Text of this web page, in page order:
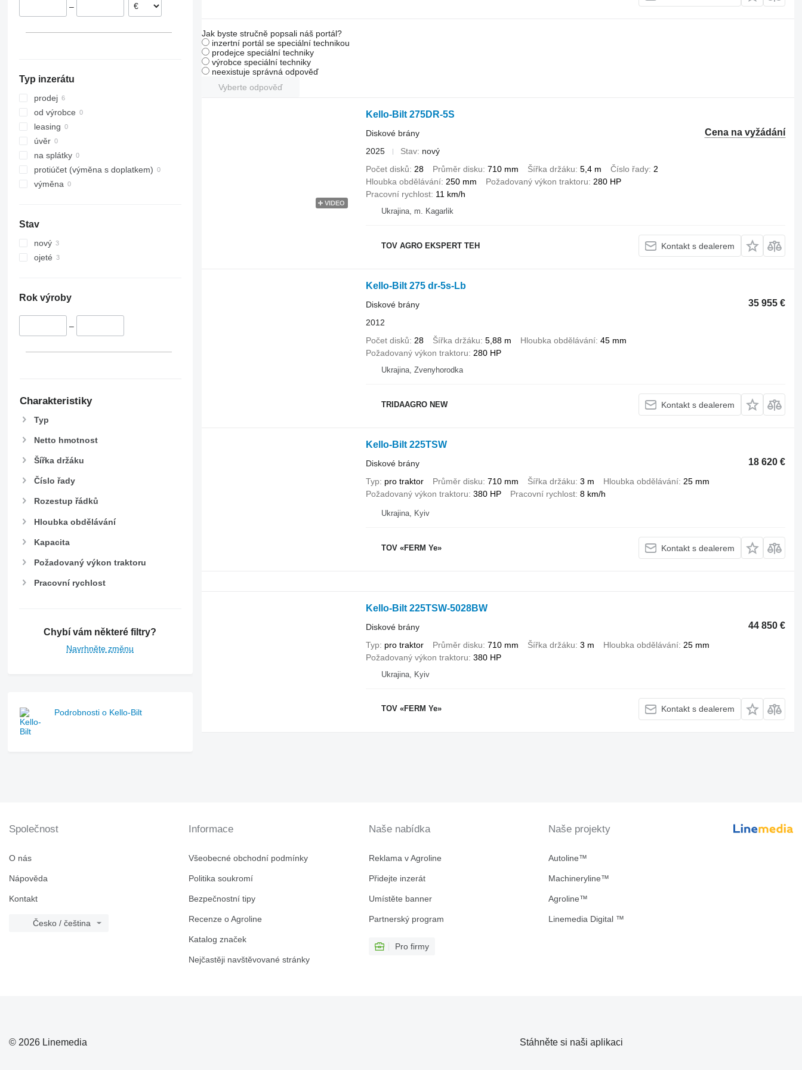
–
Typ inzerátu
prodej
od výrobce
leasing
úvěr
na splátky
protiúčet (výměna s doplatkem)
výměna
Stav
nový
ojeté
Rok výroby
–
Charakteristiky
Typ
Netto hmotnost
Šířka držáku
Číslo řady
Rozestup řádků
Hloubka obdělávání
Kapacita
Požadovaný výkon traktoru
Pracovní rychlost
Chybí vám některé filtry?
Navrhněte změnu
Podrobnosti o Kello-Bilt
Jak byste stručně popsali náš portál?
inzertní portál se speciální technikou
prodejce speciální techniky
výrobce speciální techniky
neexistuje správná odpověď
Vyberte odpověď
VIDEO
Kello-Bilt 275DR-5S
Cena na vyžádání
Diskové brány
2025
Stav nový
Počet disků
28 Průměr disku 710 mm Šířka držáku 5,4 m Číslo řady 2
Hloubka obdělávání 250 mm Požadovaný výkon traktoru
280 HP
Pracovní rychlost 11 km/h
Ukrajina, m. Kagarlik
TOV AGRO EKSPERT TEH Kontakt s dealerem
Kello-Bilt 275 dr-5s-Lb
35 955 €
Diskové brány
2012
Počet disků
28 Šířka držáku 5,88 m Hloubka obdělávání 45 mm
Požadovaný výkon traktoru
280 HP
Ukrajina, Zvenyhorodka
TRIDAAGRO NEW Kontakt s dealerem
Kello-Bilt 225TSW
18 620 €
Diskové brány
Typ pro traktor Průměr disku 710 mm Šířka držáku 3 m Hloubka obdělávání 25 mm
Požadovaný výkon traktoru 380 HP Pracovní rychlost 8 km/h
Ukrajina, Kyiv
TOV «FERM Ye» Kontakt s dealerem
Kello-Bilt 225TSW-5028BW
44 850 €
Diskové brány
Typ pro traktor Průměr disku 710 mm Šířka držáku 3 m Hloubka obdělávání 25 mm
Požadovaný výkon traktoru 380 HP
Ukrajina, Kyiv
TOV «FERM Ye» Kontakt s dealerem
Společnost
O nás
Nápověda
Kontakt
Česko / čeština
Informace
Všeobecné obchodní podmínky
Politika soukromí
Bezpečnostní tipy
Recenze o Agroline
Katalog značek
Nejčastěji navštěvované stránky
Naše nabídka
Reklama v Agroline
Přidejte inzerát
Umístěte banner
Partnerský program
Pro firmy
Naše projekty
Autoline™
Machineryline™
Agroline™
Linemedia Digital ™
© 2026 Linemedia Stáhněte si naši aplikaci